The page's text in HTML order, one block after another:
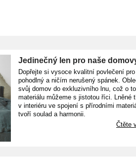
Jedinečný len pro naše
Dopřejte si vysoce kvalitní povlečení pro
pohodlný a ničím nerušený spánek.
svůj domov do exkluzivního lnu, což o
materiálu můžeme s jistotou říci. Lněné
v interiéru ve spojení s přírodními
tvoří soulad a harmonii.
Čtěte